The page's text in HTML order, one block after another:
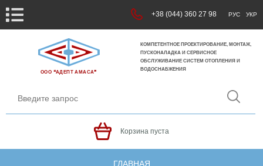
+38 (044) 360 27 98 РУС УКР
ООО ❝АДЕПТ АМАСА❞
КОМПЕТЕНТНОЕ ПРОЕКТИРОВАНИЕ, МОНТАЖ,
ПУСКОНАЛАДКА И СЕРВИСНОЕ
ОБСЛУЖИВАНИЕ СИСТЕМ ОТОПЛЕНИЯ И
ВОДОСНАБЖЕНИЯ
Корзина пуста
ГЛАВНАЯ